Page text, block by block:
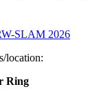
location:
Ring